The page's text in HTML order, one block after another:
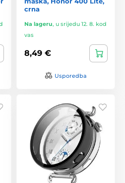
crna
Na lageru, u srijedu 12. 8. kod
vas
8,49 €
Usporedba